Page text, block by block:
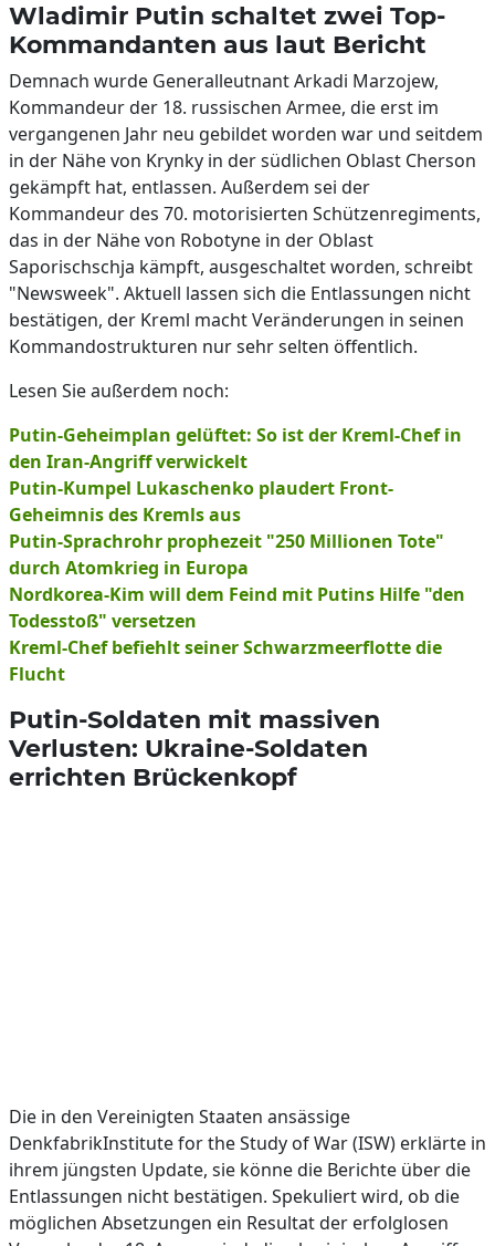
Wladimir Putin schaltet zwei Top-
Kommandanten aus laut Bericht
Demnach wurde Generalleutnant Arkadi Marzojew,
Kommandeur der 18. russischen Armee, die erst im
vergangenen Jahr neu gebildet worden war und seitdem
in der Nähe von Krynky in der südlichen Oblast Cherson
gekämpft hat, entlassen. Außerdem sei der
Kommandeur des 70. motorisierten Schützenregiments,
das in der Nähe von Robotyne in der Oblast
Saporischschja kämpft, ausgeschaltet worden, schreibt
"Newsweek". Aktuell lassen sich die Entlassungen nicht
bestätigen, der Kreml macht Veränderungen in seinen
Kommandostrukturen nur sehr selten öffentlich.
Lesen Sie außerdem noch:
Putin-Geheimplan gelüftet: So ist der Kreml-Chef in
den Iran-Angriff verwickelt
Putin-Kumpel Lukaschenko plaudert Front-
Geheimnis des Kremls aus
Putin-Sprachrohr prophezeit "250 Millionen Tote"
durch Atomkrieg in Europa
Nordkorea-Kim will dem Feind mit Putins Hilfe "den
Todesstoß" versetzen
Kreml-Chef befiehlt seiner Schwarzmeerflotte die
Flucht
Putin-Soldaten mit massiven
Verlusten: Ukraine-Soldaten
errichten Brückenkopf
Die in den Vereinigten Staaten ansässige
DenkfabrikInstitute for the Study of War (ISW) erklärte in
ihrem jüngsten Update, sie könne die Berichte über die
Entlassungen nicht bestätigen. Spekuliert wird, ob die
möglichen Absetzungen ein Resultat der erfolglosen